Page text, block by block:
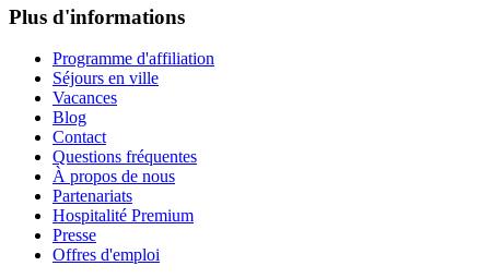
Plus d'informations
Programme d'affiliation
Séjours en ville
Vacances
Blog
Contact
Questions fréquentes
À propos de nous
Partenariats
Hospitalité Premium
Presse
Offres d'emploi